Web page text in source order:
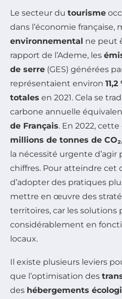
Le secteur du tourisme
dans l’économie française,
environnemental ne peut
rapport de l’Ademe, les
de serre (GES) générées
représentaient environ
totales en 2021. Cela se
carbone annuelle
de Français. En 2022,
millions de tonnes de CO₂
la nécessité urgente d’agir
chiffres. Pour atteindre cet
d’adopter des pratiques
mettre en œuvre des
territoires, car les solutions
considérablement en
locaux.
Il existe plusieurs leviers
que l’optimisation des
des hébergements